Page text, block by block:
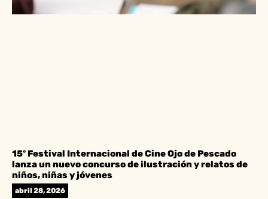
15º Festival Internacional de Cine Ojo de Pescado
lanza un nuevo concurso de ilustración y relatos de
niños, niñas y jóvenes
abril 28, 2026